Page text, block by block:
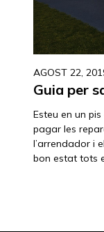
AGOST 22,
Guia per
Esteu en un
pagar les
l’arrendador i
bon estat tots